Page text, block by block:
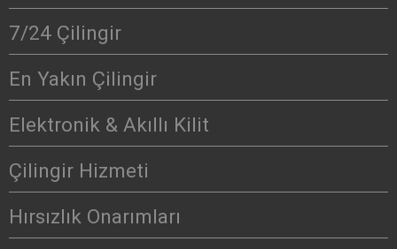
7/24 Çilingir
En Yakın Çilingir
Elektronik & Akıllı Kilit
Çilingir Hizmeti
Hırsızlık Onarımları